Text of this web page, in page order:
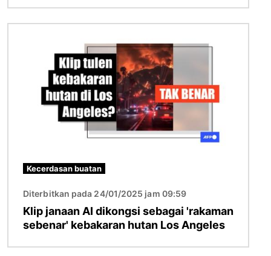
Kecerdasan buatan
Diterbitkan pada 24/01/2025 jam 09:59
Klip janaan AI dikongsi sebagai 'rakaman
sebenar' kebakaran hutan Los Angeles